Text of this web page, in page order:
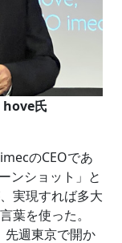
氏
のCEOであ
ンショット」と
実現すれば多大
葉を使った。
週東京で開か